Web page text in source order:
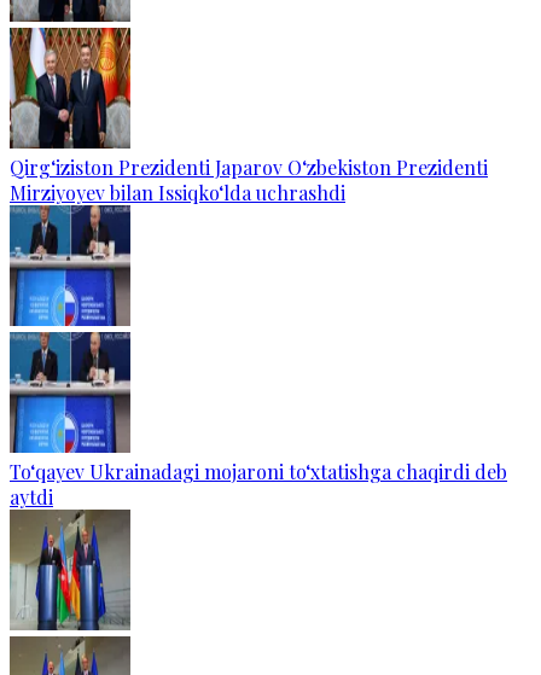
Qirg‘iziston Prezidenti Japarov O‘zbekiston Prezidenti
Mirziyoyev bilan Issiqko‘lda uchrashdi
To‘qayev Ukrainadagi mojaroni to‘xtatishga chaqirdi deb
aytdi